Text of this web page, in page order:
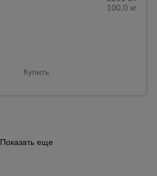
100,0 кг.
Купить
Показать еще